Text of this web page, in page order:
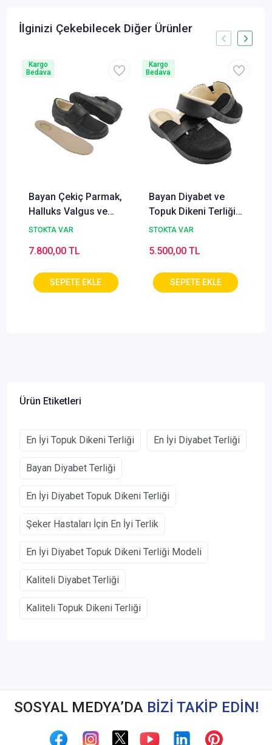
İlginizi Çekebilecek Diğer Ürünler
Bayan Çekiç Parmak,
Halluks Valgus ve
Topuk Dikeni
STOKTA VAR
7.800,00 TL
Kargo
Bedava
Bayan Diyabet ve
Topuk Dikeni Terliği
Yazlık EPTODTY165S
STOKTA VAR
5.500,00 TL
Kargo
Bedava
Ürün Etiketleri
En İyi Topuk Dikeni Terliği En İyi Diyabet Terliği
Bayan Diyabet Terliği
En İyi Diyabet Topuk Dikeni Terliği
Şeker Hastaları İçin En İyi Terlik
En İyi Diyabet Topuk Dikeni Terliği Modeli
Kaliteli Diyabet Terliği
Kaliteli Topuk Dikeni Terliği
SOSYAL MEDYA’DA BİZİ TAKİP EDİN!